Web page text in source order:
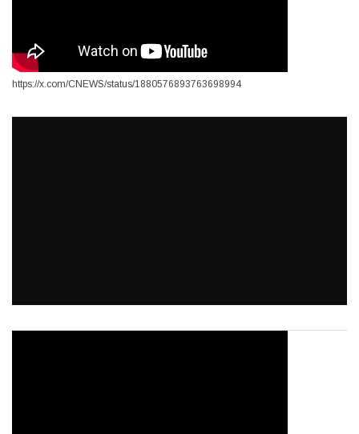
https://x.com/CNEWS/status/1880576893763698994